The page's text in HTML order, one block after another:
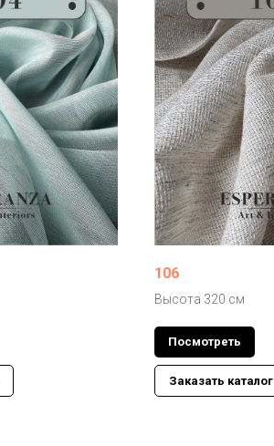
106
Высота 320 см
Посмотреть
Заказать каталог